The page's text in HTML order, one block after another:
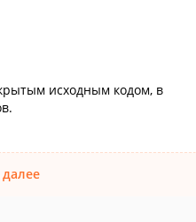
исходным кодом, в
далее